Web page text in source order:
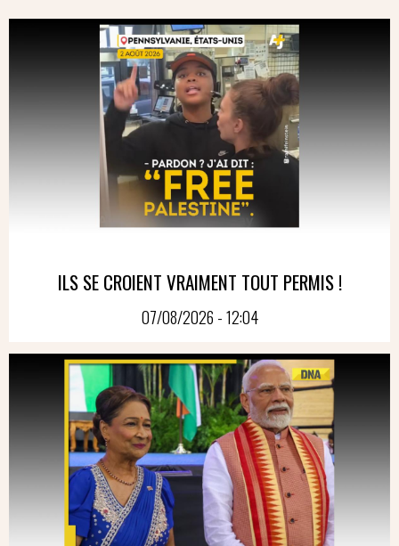
ILS SE CROIENT VRAIMENT TOUT PERMIS !
07/08/2026 - 12:04